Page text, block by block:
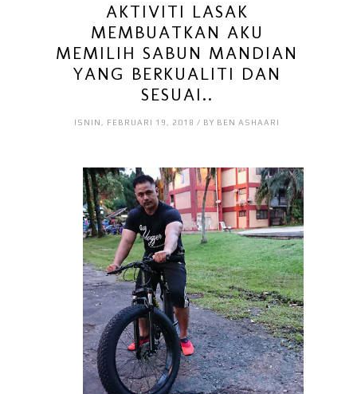
AKTIVITI LASAK
MEMBUATKAN AKU
MEMILIH SABUN MANDIAN
YANG BERKUALITI DAN
SESUAI..
ISNIN, FEBRUARI 19, 2018 / BY BEN ASHAARI